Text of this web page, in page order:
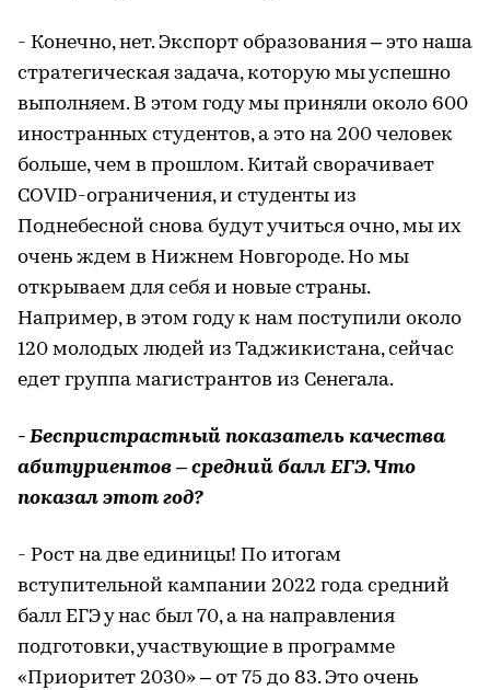
- Конечно, нет. Экспорт образования – это наша
стратегическая задача, которую мы успешно
выполняем. В этом году мы приняли около 600
иностранных студентов, а это на 200 человек
больше, чем в прошлом. Китай сворачивает
COVID-ограничения, и студенты из
Поднебесной снова будут учиться очно, мы их
очень ждем в Нижнем Новгороде. Но мы
открываем для себя и новые страны.
Например, в этом году к нам поступили около
120 молодых людей из Таджикистана, сейчас
едет группа магистрантов из Сенегала.
- Беспристрастный показатель качества
абитуриентов – средний балл ЕГЭ. Что
показал этот год?
- Рост на две единицы! По итогам
вступительной кампании 2022 года средний
балл ЕГЭ у нас был 70, а на направления
подготовки, участвующие в программе
«Приоритет 2030» – от 75 до 83. Это очень